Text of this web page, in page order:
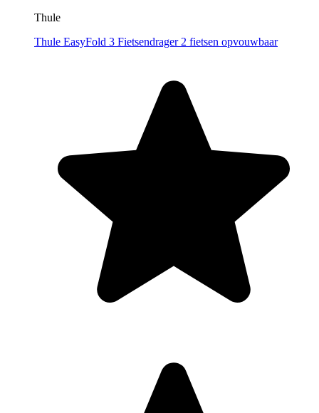
Thule
Thule EasyFold 3 Fietsendrager 2 fietsen opvouwbaar